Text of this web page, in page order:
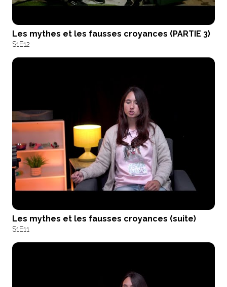
Les mythes et les fausses croyances (PARTIE 3)
S1E12
Les mythes et les fausses croyances (suite)
S1E11